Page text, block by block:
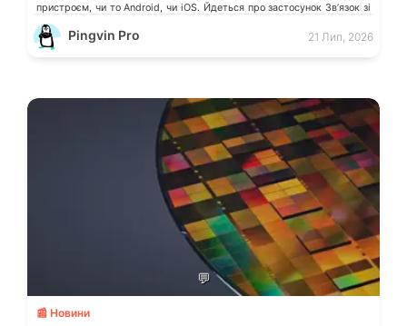
пристроєм, чи то Android, чи iOS. Йдеться про застосунок Звʼязок зі
смартфоном (Phone Link) від Microsoft, що перетворює ваш ПК на
своєрідний «міст» до функцій смартфона.
Pingvin Pro 21 Лип, 2026
💬
📰 Новини